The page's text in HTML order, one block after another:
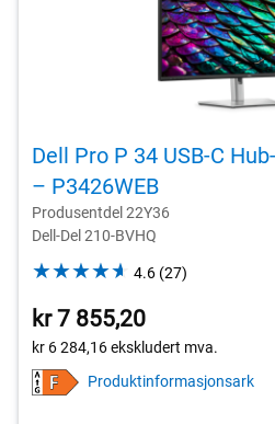
Dell Pro P 34 USB-C
– P3426WEB
Produsentdel 22Y36
Dell-Del 210-BVHQ
4.6 (27)
5
27
kr 7 855,20
kr 6 284,16ekskludert mva.
Produktinformasjonsark